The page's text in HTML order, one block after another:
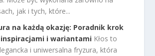
jak i tych, które...
na każdą okazję: Poradnik krok
i wariantami Kłos to
i uniwersalna fryzura, która